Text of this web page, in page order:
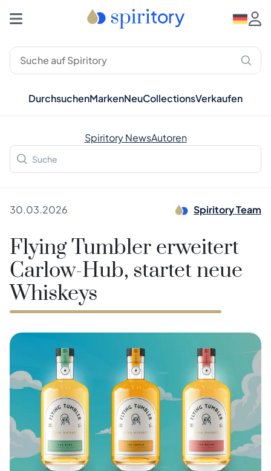
DurchsuchenMarkenNeuCollectionsVerkaufen
Spiritory NewsAutoren
30.03.2026 Spiritory Team
Flying Tumbler erweitert
Carlow-Hub, startet neue
Whiskeys